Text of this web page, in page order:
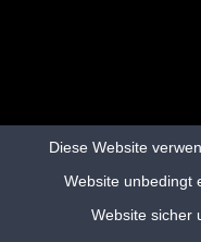
AGB
Diese Website
Website unbedingt
Website sicher